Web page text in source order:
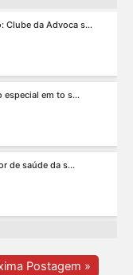
especial em to s...
de saúde da s...
carreira.
Clube da A s...
Postagem »